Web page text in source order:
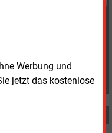
Werbung und
jetzt das kostenlose